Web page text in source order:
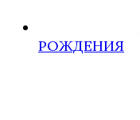
РОЖДЕНИЯ